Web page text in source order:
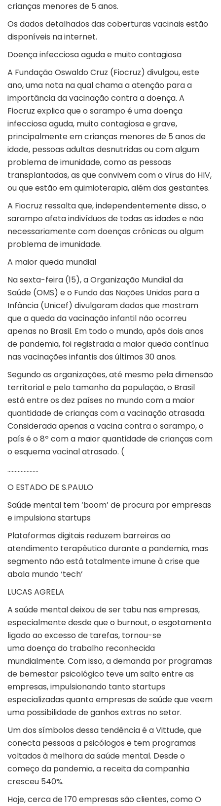
crianças menores de 5 anos.
Os dados detalhados das coberturas vacinais estão
disponíveis na internet.
Doença infecciosa aguda e muito contagiosa
A Fundação Oswaldo Cruz (Fiocruz) divulgou, este
ano, uma nota na qual chama a atenção para a
importância da vacinação contra a doença. A
Fiocruz explica que o sarampo é uma doença
infecciosa aguda, muito contagiosa e grave,
principalmente em crianças menores de 5 anos de
idade, pessoas adultas desnutridas ou com algum
problema de imunidade, como as pessoas
transplantadas, as que convivem com o vírus do HIV,
ou que estão em quimioterapia, além das gestantes.
A Fiocruz ressalta que, independentemente disso, o
sarampo afeta indivíduos de todas as idades e não
necessariamente com doenças crônicas ou algum
problema de imunidade.
A maior queda mundial
Na sexta-feira (15), aOrganização Mundial da
Saúde (OMS) e o Fundo das Nações Unidas para a
Infância (Unicef) divulgaram dados que mostram
que a queda da vacinação infantil não ocorreu
apenas no Brasil. Em todo o mundo, após dois anos
de pandemia, foi registrada a maior queda contínua
nas vacinações infantis dos últimos 30 anos.
Segundo as organizações, até mesmo pela dimensão
territorial e pelo tamanho da população, o Brasil
está entre os dez países no mundo com a maior
quantidade de crianças com a vacinação atrasada.
Considerada apenas a vacina contra o sarampo, o
país é o 8º com a maior quantidade de crianças com
o esquema vacinal atrasado. (
…………………
O ESTADO DE S.PAULO
Saúde mental tem ‘boom’ de procura por empresas
e impulsiona startups
Plataformas digitais reduzem barreiras ao
atendimento terapêutico durante a pandemia, mas
segmento não está totalmente imune à crise que
abala mundo ‘tech’
LUCAS AGRELA
A saúde mental deixou de ser tabu nas empresas,
especialmente desde que o burnout, o esgotamento
ligado ao excesso de tarefas, tornou-se
uma doença do trabalho reconhecida
mundialmente. Com isso, a demanda por programas
de bemestar psicológico teve um salto entre as
empresas, impulsionando tanto startups
especializadas quanto empresas de saúde que veem
uma possibilidade de ganhos extras no setor.
Um dos símbolos dessa tendência é a Vittude, que
conecta pessoas a psicólogos e tem programas
voltados à melhora da saúde mental. Desde o
começo da pandemia, a receita da companhia
cresceu 540%.
Hoje, cerca de 170 empresas são clientes, como O